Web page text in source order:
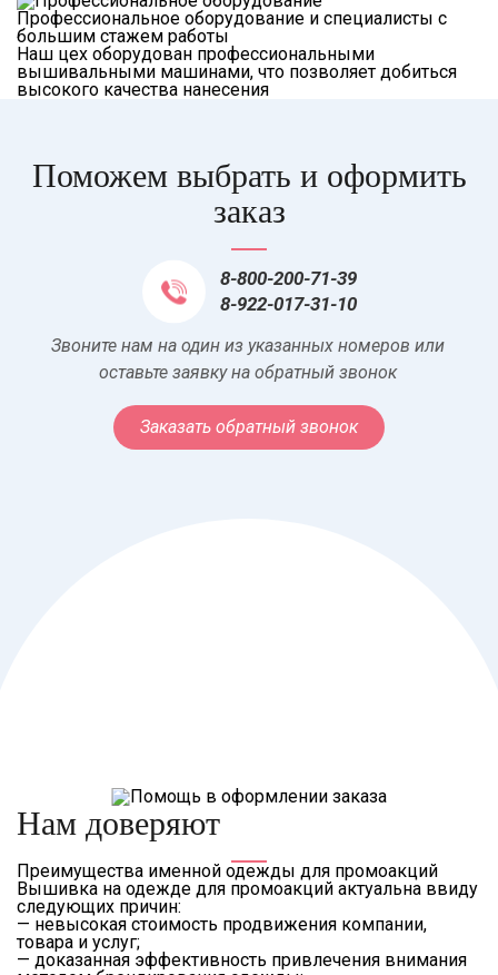
Профессиональное оборудование и специалисты с
большим стажем работы
Наш цех оборудован профессиональными
вышивальными машинами, что позволяет добиться
высокого качества нанесения
Поможем выбрать и оформить
заказ
8-800-200-71-39
8-922-017-31-10
Звоните нам на один из указанных номеров или
оставьте заявку на обратный звонок
Заказать обратный звонок
Нам доверяют
Преимущества именной одежды для промоакций
Вышивка на одежде для промоакций актуальна ввиду
следующих причин:
— невысокая стоимость продвижения компании,
товара и услуг;
— доказанная эффективность привлечения внимания